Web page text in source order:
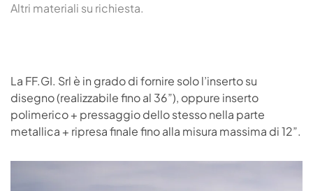
Altri materiali su richiesta.
La FF.GI. Srl è in grado di fornire solo l’inserto su
disegno (realizzabile fino al 36”), oppure inserto
polimerico + pressaggio dello stesso nella parte
metallica + ripresa finale fino alla misura massima di 12”.